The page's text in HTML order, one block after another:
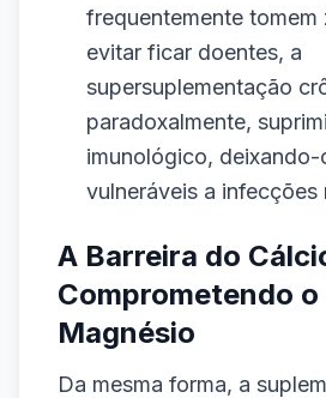
frequentemente tomem
evitar ficar doentes, a
supersuplementação
paradoxalmente,
imunológico, deixando-
vulneráveis a infecções
A Barreira do
Comprometendo o
Magnésio
Da mesma forma, a